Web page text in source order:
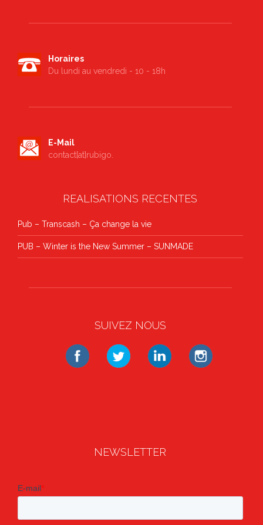
Horaires
Du lundi au vendredi - 10 - 18h
E-Mail
contact[at]rubigo.
REALISATIONS RECENTES
Pub – Transcash – Ça change la vie
PUB – Winter is the New Summer – SUNMADE
SUIVEZ NOUS
NEWSLETTER